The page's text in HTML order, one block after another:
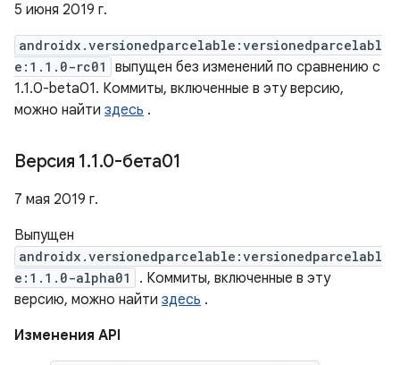
5 июня 2019 г.
androidx.versionedparcelable:versionedparcelabl
e:1.1.0-rc01
выпущен без изменений по сравнению с
1.1.0-beta01. Коммиты, включенные в эту версию,
можно найти здесь .
Версия 1.1.0-бета01
7 мая 2019 г.
Выпущен
androidx.versionedparcelable:versionedparcelabl
e:1.1.0-alpha01
. Коммиты, включенные в эту
версию, можно найти здесь .
Изменения API